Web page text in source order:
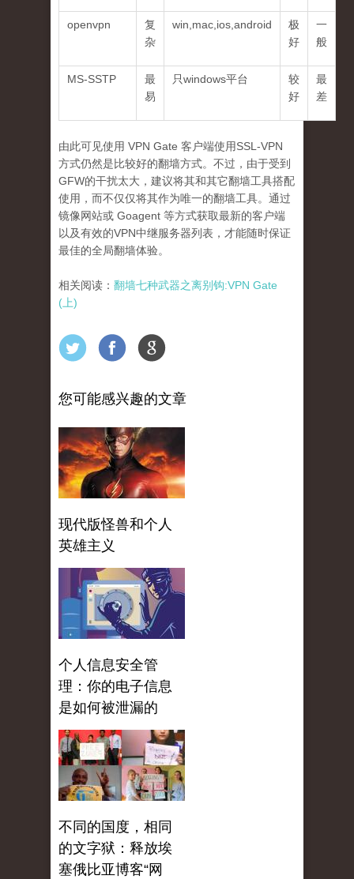
openvpn
复
杂
win,mac,ios,android
极
好
一
般
MS-SSTP
最
易
只windows平台
较
好
最
差
由此可见使用 VPN Gate 客户端使用SSL-VPN
方式仍然是比较好的翻墙方式。不过，由于受到
GFW的干扰太大，建议将其和其它翻墙工具搭配
使用，而不仅仅将其作为唯一的翻墙工具。通过
镜像网站或 Goagent 等方式获取最新的客户端
以及有效的VPN中继服务器列表，才能随时保证
最佳的全局翻墙体验。
相关阅读： 翻墙七种武器之离别钩:VPN Gate
(上)
您可能感兴趣的文章
现代版怪兽和个人
英雄主义
个人信息安全管
理：你的电子信息
是如何被泄漏的
不同的国度，相同
的文字狱：释放埃
塞俄比亚博客“网